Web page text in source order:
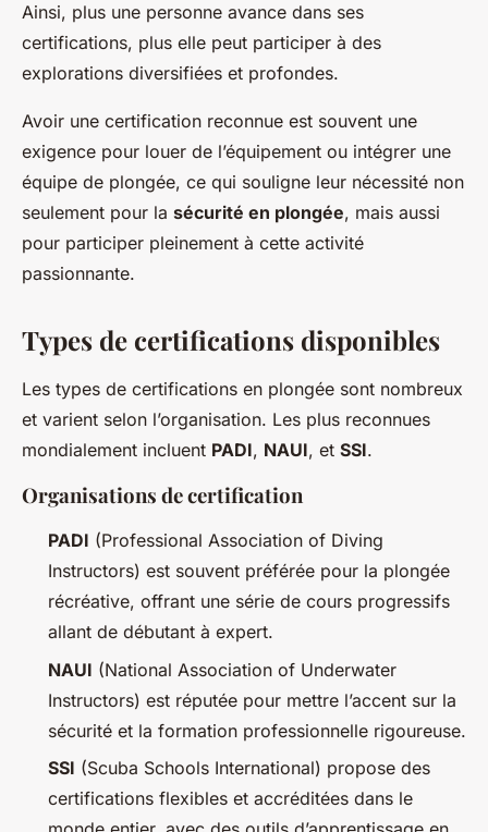
Ainsi, plus une personne avance dans ses
certifications, plus elle peut participer à des
explorations diversifiées et profondes.
Avoir une certification reconnue est souvent une
exigence pour louer de l’équipement ou intégrer une
équipe de plongée, ce qui souligne leur nécessité non
seulement pour la sécurité en plongée, mais aussi
pour participer pleinement à cette activité
passionnante.
Types de certifications disponibles
Les types de certifications en plongée sont nombreux
et varient selon l’organisation. Les plus reconnues
mondialement incluent PADI, NAUI, et SSI.
Organisations de certification
PADI (Professional Association of Diving
Instructors) est souvent préférée pour la plongée
récréative, offrant une série de cours progressifs
allant de débutant à expert.
NAUI (National Association of Underwater
Instructors) est réputée pour mettre l’accent sur la
sécurité et la formation professionnelle rigoureuse.
SSI (Scuba Schools International) propose des
certifications flexibles et accréditées dans le